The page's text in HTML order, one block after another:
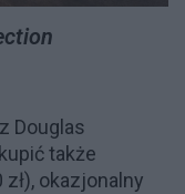
Douglas
także
okazjonalny